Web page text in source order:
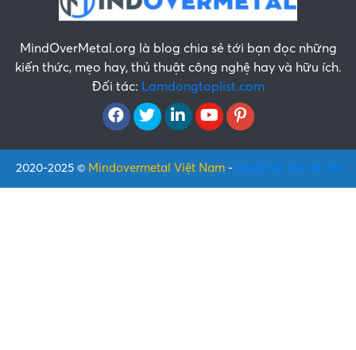
MindOverMetal.org là blog chia sẻ tới bạn đọc những
kiến thức, mẹo hay, thủ thuật công nghệ hay và hữu ích.
Đối tác: Lamdongtoplist.com
2020-2025 © Mindovermetal Việt Nam- Quạt hút bụi túi vải